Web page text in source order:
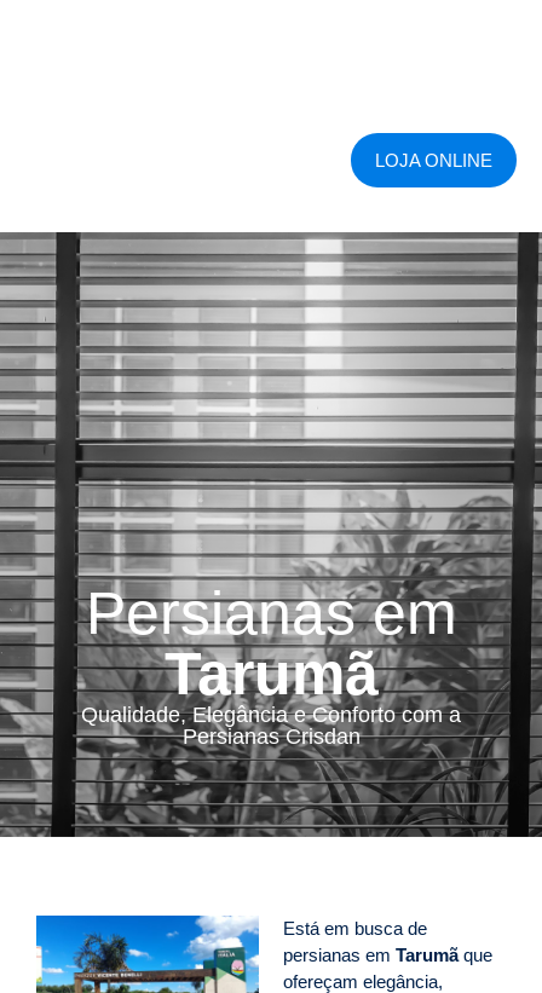
LOJA ONLINE
Persianas em
Tarumã
Qualidade, Elegância e Conforto com a
Persianas Crisdan
Está em busca de
persianas em Tarumãque
ofereçam elegância,